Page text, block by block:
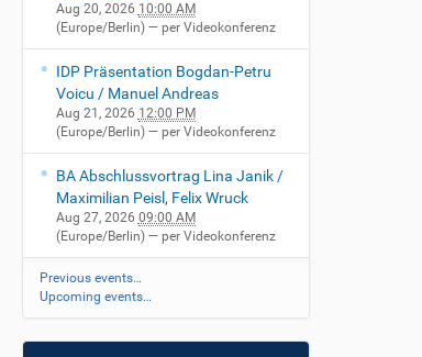
Aug 20, 2026 10:00 AM
(Europe/Berlin) — per Videokonferenz
IDP Präsentation Bogdan-Petru
Voicu / Manuel Andreas
Aug 21, 2026 12:00 PM
(Europe/Berlin) — per Videokonferenz
BA Abschlussvortrag Lina Janik /
Maximilian Peisl, Felix Wruck
Aug 27, 2026 09:00 AM
(Europe/Berlin) — per Videokonferenz
Previous events…
Upcoming events…